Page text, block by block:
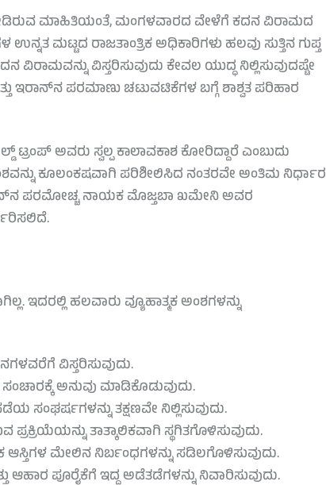
ಮಾಹಿತಿಯಂತೆ, ಮಂಗಳವಾರದ ವೇಳೆಗೆ ಕದನ ವಿರಾಮದ
ಮಟ್ಟದ ರಾಜತಾಂತ್ರಿಕ ಅಧಿಕಾರಿಗಳು ಹಲವು ಸುತ್ತಿನ ಗುಪ್ತ
ವಿರಾಮವನ್ನು ವಿಸ್ತರಿಸುವುದು ಕೇವಲ ಯುದ್ಧ ನಿಲ್ಲಿಸುವುದಷ್ಟೇ
ಇರಾನ್‌ನ ಪರಮಾಣು ಚಟುವಟಿಕೆಗಳ ಬಗ್ಗೆ ಶಾಶ್ವತ ಪರಿಹಾರ
ಅವರು ಸ್ವಲ್ಪ ಕಾಲಾವಕಾಶ ಕೋರಿದ್ದಾರೆ ಎಂಬುದು
ಕೂಲಂಕಷವಾಗಿ ಪರಿಶೀಲಿಸಿದ ನಂತರವೇ ಅಂತಿಮ ನಿರ್ಧಾರ
ಪರಮೋಚ್ಚ ನಾಯಕ ಮೊಜ್ತಬಾ ಖಮೇನಿ ಅವರ
ಇದರಲ್ಲಿ ಹಲವಾರು ವ್ಯೂಹಾತ್ಮಕ ಅಂಶಗಳನ್ನು
ವಿಸ್ತರಿಸುವುದು.
ಅನುವು ಮಾಡಿಕೊಡುವುದು.
ತಕ್ಷಣವೇ ನಿಲ್ಲಿಸುವುದು.
ತಾತ್ಕಾಲಿಕವಾಗಿ ಸ್ಥಗಿತಗೊಳಿಸುವುದು.
ಮೇಲಿನ ನಿರ್ಬಂಧಗಳನ್ನು ಸಡಿಲಗೊಳಿಸುವುದು.
ಪೂರೈಕೆಗೆ ಇದ್ದ ಅಡೆತಡೆಗಳನ್ನು ನಿವಾರಿಸುವುದು.